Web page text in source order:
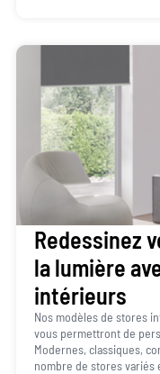
Redessinez
la lumière
intérieurs
Nos modèles de stores
vous permettront de
Modernes, classiques,
nombre de stores variés